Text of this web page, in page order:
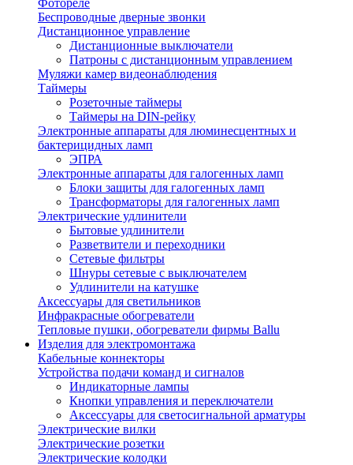
Фотореле
Беспроводные дверные звонки
Дистанционное управление
Дистанционные выключатели
Патроны с дистанционным управлением
Муляжи камер видеонаблюдения
Таймеры
Розеточные таймеры
Таймеры на DIN-рейку
Электронные аппараты для люминесцентных и
бактерицидных ламп
ЭПРА
Электронные аппараты для галогенных ламп
Блоки защиты для галогенных ламп
Трансформаторы для галогенных ламп
Электрические удлинители
Бытовые удлинители
Разветвители и переходники
Сетевые фильтры
Шнуры сетевые с выключателем
Удлинители на катушке
Аксессуары для светильников
Инфракрасные обогреватели
Тепловые пушки, обогреватели фирмы Ballu
Изделия для электромонтажа
Кабельные коннекторы
Устройства подачи команд и сигналов
Индикаторные лампы
Кнопки управления и переключатели
Аксессуары для светосигнальной арматуры
Электрические вилки
Электрические розетки
Электрические колодки